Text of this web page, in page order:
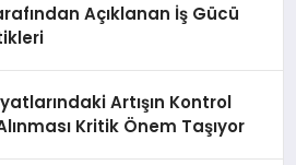
Açıklanan İş Gücü
Artışın Kontrol
Kritik Önem Taşıyor